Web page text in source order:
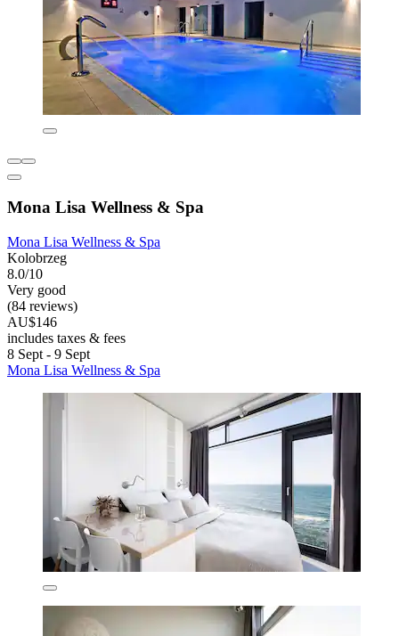
Mona Lisa Wellness & Spa
Mona Lisa Wellness & Spa
Kolobrzeg
8.0/10
Very good
(84 reviews)
AU$146
includes taxes & fees
8 Sept - 9 Sept
Mona Lisa Wellness & Spa